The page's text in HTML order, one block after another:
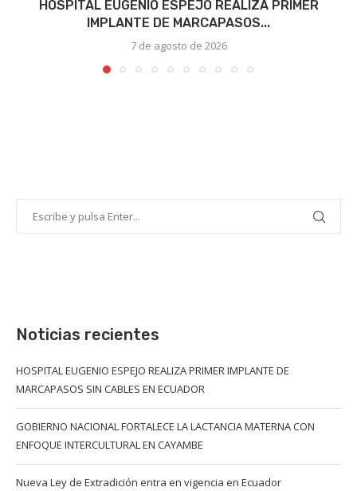
HOSPITAL EUGENIO ESPEJO REALIZA PRIMER
IMPLANTE DE MARCAPASOS...
7 de agosto de 2026
Noticias recientes
HOSPITAL EUGENIO ESPEJO REALIZA PRIMER IMPLANTE DE
MARCAPASOS SIN CABLES EN ECUADOR
GOBIERNO NACIONAL FORTALECE LA LACTANCIA MATERNA CON
ENFOQUE INTERCULTURAL EN CAYAMBE
Nueva Ley de Extradición entra en vigencia en Ecuador